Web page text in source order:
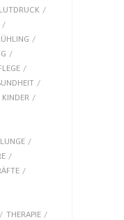
KINDER
LUNGE
THERAPIE